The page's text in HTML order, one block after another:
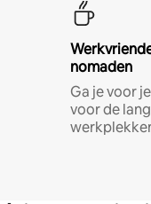
nomaden
Ga je voor
voor de